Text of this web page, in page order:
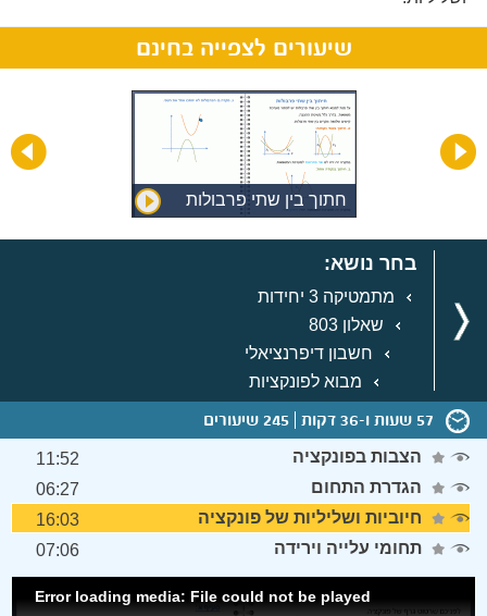
שיעורים לצפייה בחינם
חתוך בין שתי פרבולות
בחר נושא:
מתמטיקה 3 יחידות
שאלון 803
חשבון דיפרנציאלי
מבוא לפונקציות
57 שעות ו-36 דקות 245 שיעורים
הצבות בפונקציה
11:52
הגדרת התחום
06:27
חיוביות ושליליות של פונקציה
16:03
תחומי עלייה וירידה
07:06
Error loading media: File could not be played